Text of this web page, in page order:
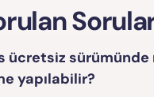
ücretsiz sürümünde
yapılabilir?